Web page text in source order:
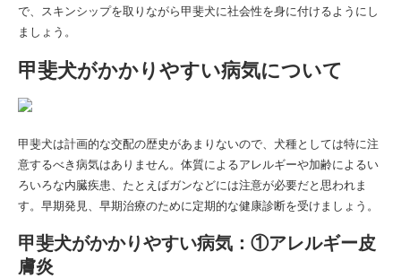
で、スキンシップを取りながら甲斐犬に社会性を身に付けるようにし
ましょう。
甲斐犬がかかりやすい病気について
甲斐犬は計画的な交配の歴史があまりないので、犬種としては特に注
意するべき病気はありません。体質によるアレルギーや加齢によるい
ろいろな内臓疾患、たとえばガンなどには注意が必要だと思われま
す。早期発見、早期治療のために定期的な健康診断を受けましょう。
甲斐犬がかかりやすい病気：①アレルギー皮
膚炎